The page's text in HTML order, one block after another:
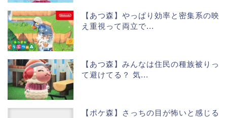
【あつ森】やっぱり効率と密集系の映
え重視って両立で...
【あつ森】みんなは住民の種族被りっ
て避けてる？ 気...
【ポケ森】さっちの目が怖いと感じる